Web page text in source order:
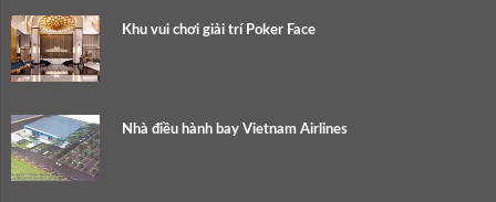
Khu vui chơi giải trí Poker Face
Nhà điều hành bay Vietnam Airlines